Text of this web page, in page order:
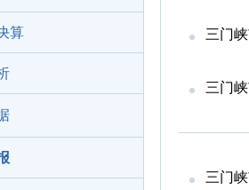
算 三门
三门
三门